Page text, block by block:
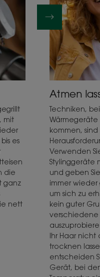
mit
es
die
ganz
nett
Atmen
Techniken,
Wärmegeräte
kommen,
Verwenden
Stylinggeräte
und geben
immer
um sich zu
kein guter
verschiedene
Ihr Haar nicht
trocknen
entscheiden
Gerät, bei